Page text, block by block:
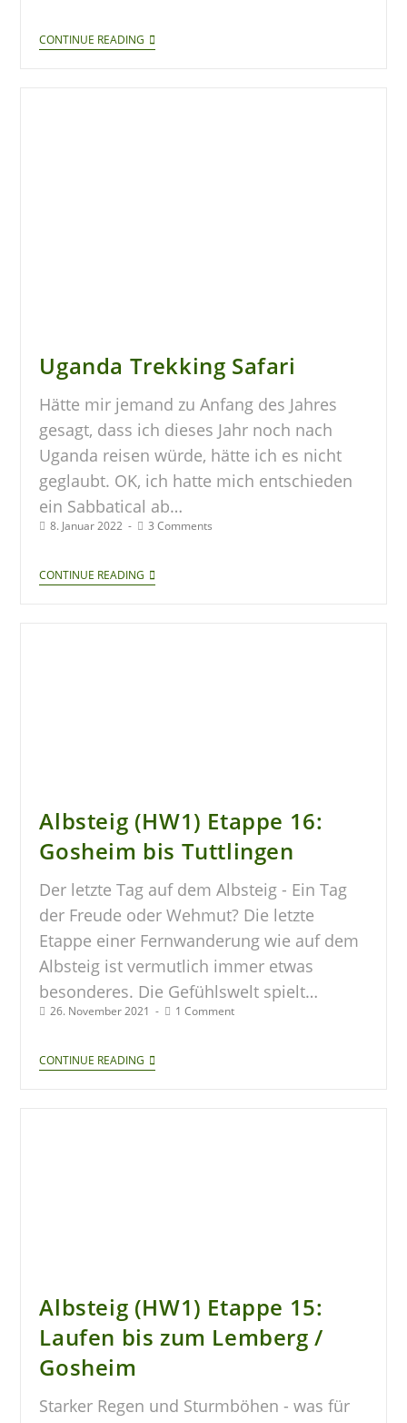
CONTINUE READING
Uganda Trekking Safari
Hätte mir jemand zu Anfang des Jahres
gesagt, dass ich dieses Jahr noch nach
Uganda reisen würde, hätte ich es nicht
geglaubt. OK, ich hatte mich entschieden
ein Sabbatical ab…
8. Januar 2022 3 Comments
CONTINUE READING
Albsteig (HW1) Etappe 16:
Gosheim bis Tuttlingen
Der letzte Tag auf dem Albsteig - Ein Tag
der Freude oder Wehmut? Die letzte
Etappe einer Fernwanderung wie auf dem
Albsteig ist vermutlich immer etwas
besonderes. Die Gefühlswelt spielt…
26. November 2021 1 Comment
CONTINUE READING
Albsteig (HW1) Etappe 15:
Laufen bis zum Lemberg /
Gosheim
Starker Regen und Sturmböhen - was für